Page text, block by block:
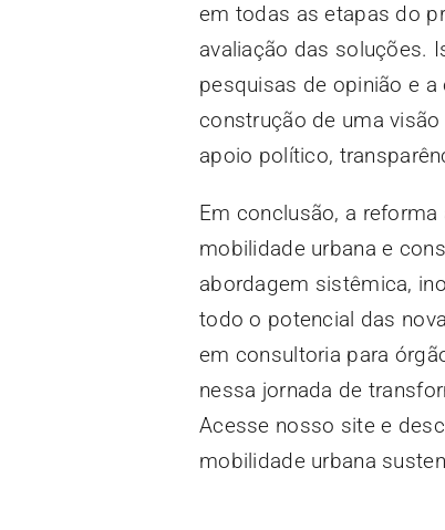
em todas as etapas do
avaliação das soluções.
pesquisas de opinião e
construção de uma
apoio político,
Em conclusão, a
mobilidade urbana e
abordagem sistêmica,
todo o potencial das
em consultoria para
nessa jornada de
Acesse nosso site e
mobilidade urbana